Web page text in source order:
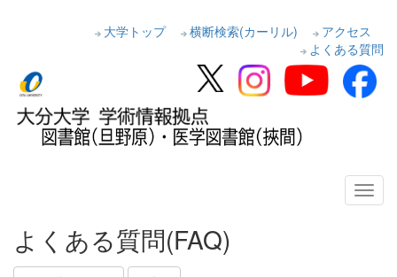
大学トップ 横断検索(カーリル)
アクセス
よくある質問
よくある質問(FAQ)